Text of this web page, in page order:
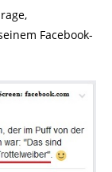
Facebook-